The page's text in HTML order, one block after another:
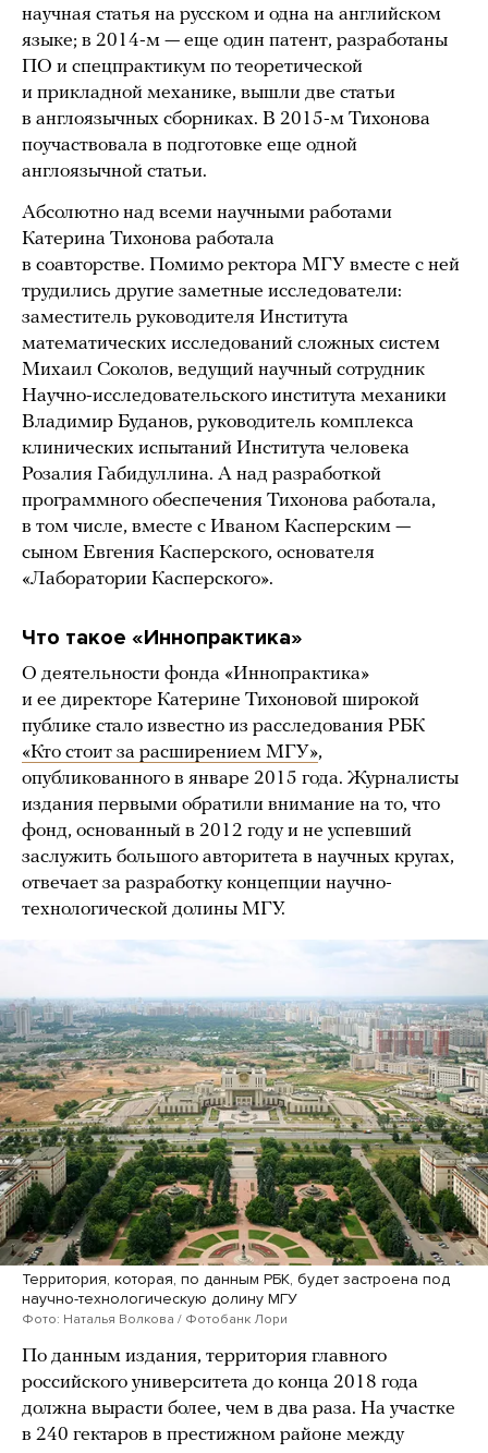
научная статья на русском и одна на английском
языке; в 2014-м — еще один патент, разработаны
ПО и спецпрактикум по теоретической
и прикладной механике, вышли две статьи
в англоязычных сборниках. В 2015-м Тихонова
поучаствовала в подготовке еще одной
англоязычной статьи.
Абсолютно над всеми научными работами
Катерина Тихонова работала
в соавторстве. Помимо ректора МГУ вместе с ней
трудились другие заметные исследователи:
заместитель руководителя Института
математических исследований сложных систем
Михаил Соколов, ведущий научный сотрудник
Научно-исследовательского института механики
Владимир Буданов, руководитель комплекса
клинических испытаний Института человека
Розалия Габидуллина. А над разработкой
программного обеспечения Тихонова работала,
в том числе, вместе с Иваном Касперским —
сыном Евгения Касперского, основателя
«Лаборатории Касперского».
Что такое «Иннопрактика»
О деятельности фонда «Иннопрактика»
и ее директоре Катерине Тихоновой широкой
публике стало известно из расследования РБК
«Кто стоит за расширением МГУ»,
опубликованного в январе 2015 года. Журналисты
издания первыми обратили внимание на то, что
фонд, основанный в 2012 году и не успевший
заслужить большого авторитета в научных кругах,
отвечает за разработку концепции научно-
технологической долины МГУ.
Территория, которая, по данным РБК, будет застроена под
научно-технологическую долину МГУ
Фото: Наталья Волкова / Фотобанк Лори
По данным издания, территория главного
российского университета до конца 2018 года
должна вырасти более, чем в два раза. На участке
в 240 гектаров в престижном районе между